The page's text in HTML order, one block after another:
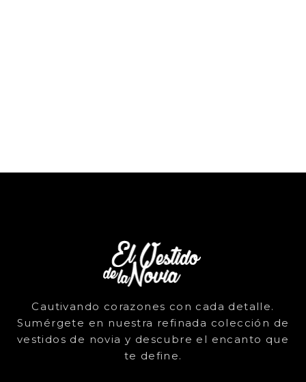
Cautivando corazones con cada detalle.
Sumérgete en nuestra refinada colección de
vestidos de novia y descubre el encanto que
te define.